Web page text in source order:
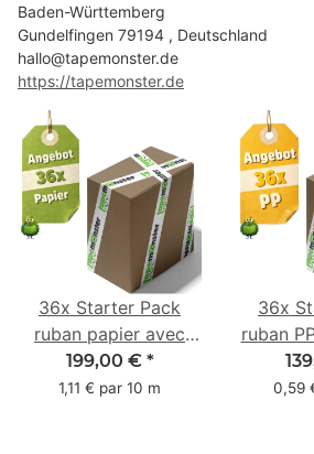
Baden-Württemberg
Gundelfingen 79194 , Deutschland
hallo@tapemonster.de
https://tapemonster.de
36x Starter Pack
ruban papier avec
logo - 1 couleur - 50
mm x 50 m -
199,00 € *
1,11 € par 10 m
36x
ruban
1
0,59